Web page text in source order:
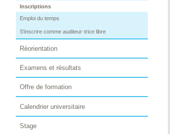
Inscriptions
Emploi du temps
S'inscrire comme auditeur·trice libre
Réorientation
Examens et résultats
Offre de formation
Calendrier universitaire
Stage